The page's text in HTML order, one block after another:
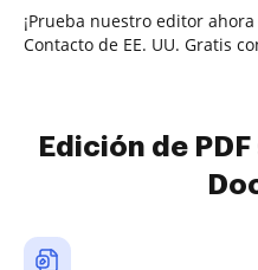
¡Prueba nuestro editor
Contacto de EE. UU. Gratis
Edición de